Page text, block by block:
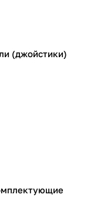
(джойстики)